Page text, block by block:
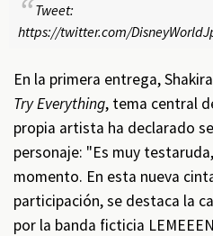
Tweet:
https://twitter.com/
En la primera entrega,
Try Everything, tema central
propia artista ha declarado
personaje: "Es muy
momento. En esta nueva
participación, se destaca la
por la banda ficticia